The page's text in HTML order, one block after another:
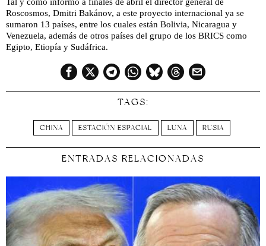
Roscosmos, Dmitri Bakánov, a este proyecto internacional ya se
sumaron 13 países, entre los cuales están Bolivia, Nicaragua y
Venezuela, además de otros países del grupo de los BRICS como
Egipto, Etiopía y Sudáfrica.
TAGS:
CHINA ESTACIÓN ESPACIAL LUNA RUSIA
ENTRADAS RELACIONADAS